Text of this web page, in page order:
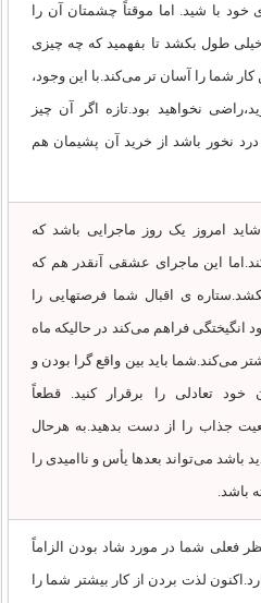
خود با شید. اما موقتاً چشمتان آن را
طول بکشد تا بفهمید که چه چیزی
شما را آسان تر می‌کند.با این وجود،
نخواهید بود.تازه اگر آن چیز
نخور باشد از خرید آن پشیمان هم
امروز یک روز ماجرایی باشد که
این ماجرای عشقی آنقدر هم که
ی اقبال شما فرصتهایی را
انگیختگی فراهم می‌کند در حالیکه ماه
می‌کند.شما باید بین واقع گرا بودن و
تعادلی را برقرار کنید. قطعاً
جذاب را از دست بدهید.به هرحال
باشد می‌تواند بعدها یأس و ناامیدی را
باشد.
فعلی شما در مورد شاد بودن الزاماً
لذت بردن از کار بیشتر شما را